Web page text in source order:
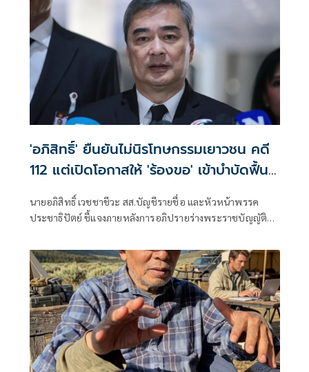
'อภิสิทธิ์' ยืนยันไม่นิรโทษกรรมเยาวชน คดี
112 แต่เปิดโอกาสให้ 'ร้องขอ' เข้าบำบัดฟื้นฟู
สร้างสัมพันธ์อันดีกับสถาบัน
นายอภิสิทธิ์ เวชชาชีวะ สส.บัญชีรายชื่อ และหัวหน้าพรรค
ประชาธิปัตย์ ชี้แจงภายหลังการอภิปรายร่างพระราชบัญญัติ
ลแห่ทัวร์ลงบนโลกออนไลน์ ว่า ตนเองสนับสนุนการนิรโทษ
กรรมเยาวชน ในคดีอาญามาตรา 112 ว่า จริงๆ หากใครยังมีข้อ
สงสัย ตนเองก็อยากให้ไปฟังคำอภิปราย เพราะมีปัญหา 2 ส่วน